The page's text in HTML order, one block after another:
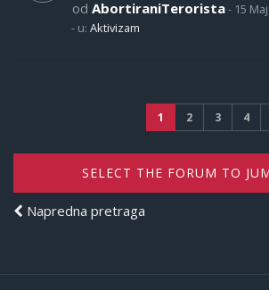
od AbortiraniTerorista- 15
- u: Aktivizam
1 2 3 4
SELECT THE FORUM TO
Napredna pretraga